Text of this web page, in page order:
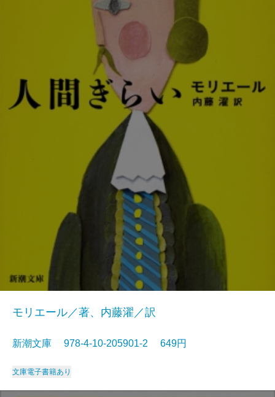
モリエール／著、内藤濯／訳
新潮文庫 978-4-10-205901-2 649円
文庫電子書籍あり